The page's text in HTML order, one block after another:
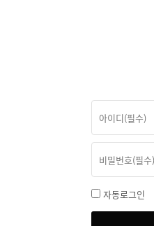
자동로그인